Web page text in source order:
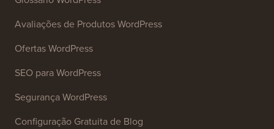
Avaliações de Produtos WordPress
Ofertas WordPress
SEO para WordPress
Segurança WordPress
Configuração Gratuita de Blog